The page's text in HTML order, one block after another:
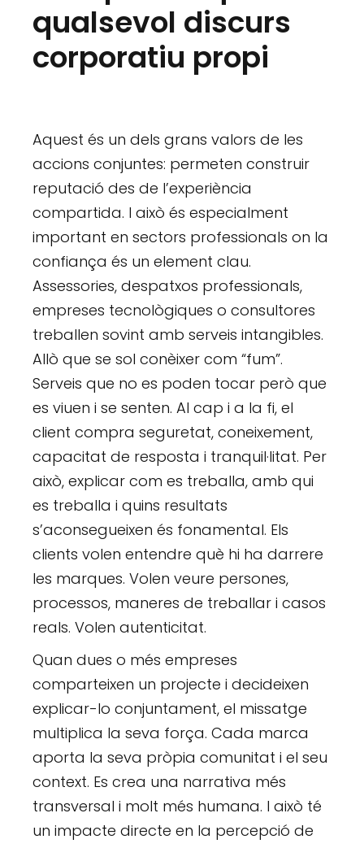
qualsevol discurs
corporatiu propi
Aquest és un dels grans valors de les
accions conjuntes: permeten construir
reputació des de l’experiència
compartida. I això és especialment
important en sectors professionals on la
confiança és un element clau.
Assessories, despatxos professionals,
empreses tecnològiques o consultores
treballen sovint amb serveis intangibles.
Allò que se sol conèixer com “fum”.
Serveis que no es poden tocar però que
es viuen i se senten. Al cap i a la fi, el
client compra seguretat, coneixement,
capacitat de resposta i tranquil·litat. Per
això, explicar com es treballa, amb qui
es treballa i quins resultats
s’aconsegueixen és fonamental. Els
clients volen entendre què hi ha darrere
les marques. Volen veure persones,
processos, maneres de treballar i casos
reals. Volen autenticitat.
Quan dues o més empreses
comparteixen un projecte i decideixen
explicar-lo conjuntament, el missatge
multiplica la seva força. Cada marca
aporta la seva pròpia comunitat i el seu
context. Es crea una narrativa més
transversal i molt més humana. I això té
un impacte directe en la percepció de